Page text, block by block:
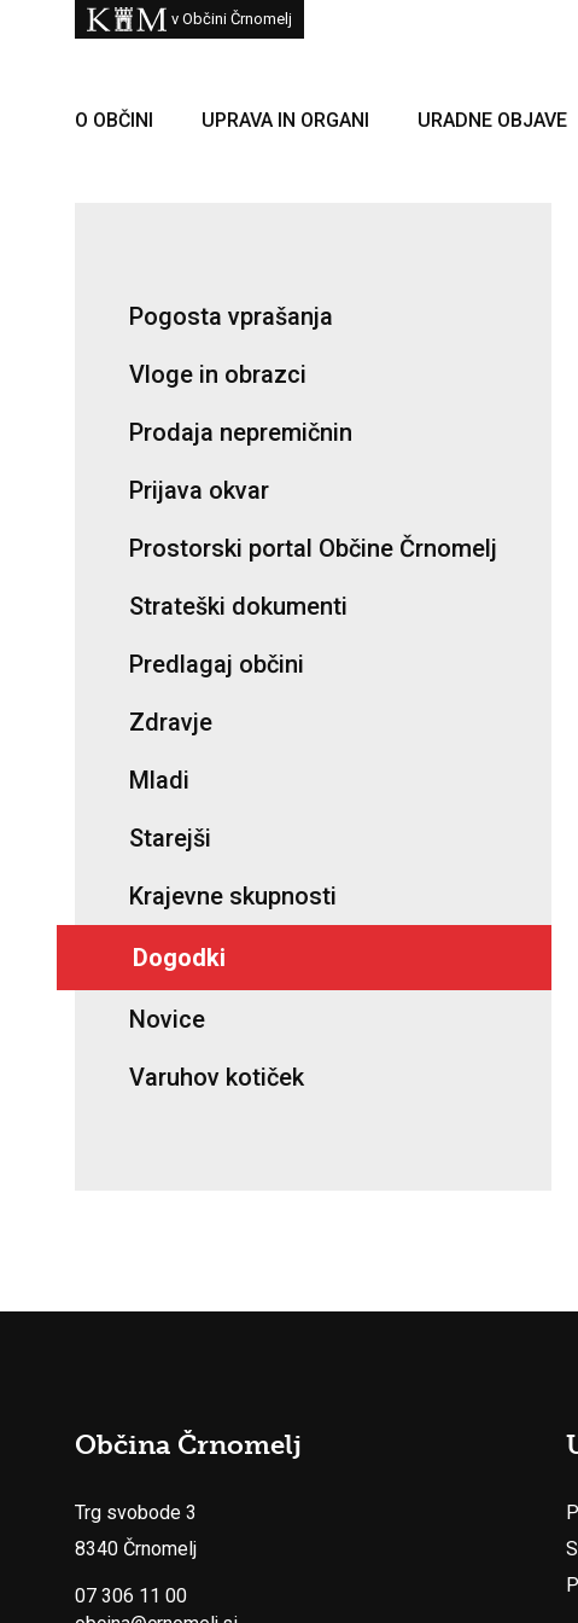
Skoči na vsebino Kam
v Občini Črnomelj
O OBČINI UPRAVA IN ORGANI URADNE OBJAVE
Pogosta vprašanja
Vloge in obrazci
Prodaja nepremičnin
Prijava okvar
Prostorski portal Občine Črnomelj
Strateški dokumenti
Predlagaj občini
Zdravje
Mladi
Starejši
Krajevne skupnosti
Dogodki
Novice
Varuhov kotiček
Občina Črnomelj
Trg svobode 3
8340 Črnomelj
07 306 11 00